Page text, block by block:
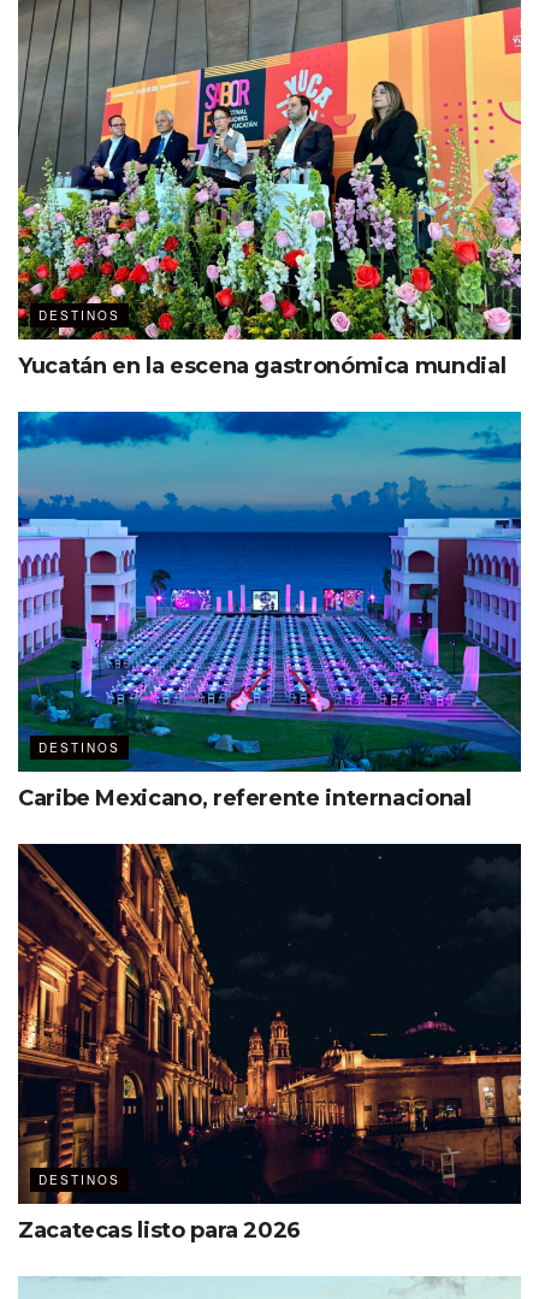
DESTINOS
Yucatán en la escena gastronómica mundial
DESTINOS
Caribe Mexicano, referente internacional
DESTINOS
Zacatecas listo para 2026